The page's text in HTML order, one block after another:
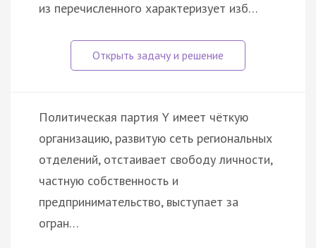
из перечисленного характеризует изб…
Политическая партия Y имеет чёткую
организацию, развитую сеть региональных
отделений, отстаивает свободу личности,
частную собственность и
предпринимательство, выступает за
огран…